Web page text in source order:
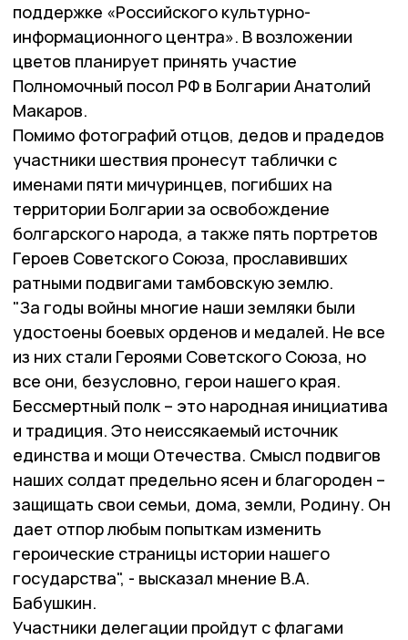
поддержке «Российского культурно-
информационного центра». В возложении
цветов планирует принять участие
Полномочный посол РФ в Болгарии Анатолий
Макаров.
Помимо фотографий отцов, дедов и прадедов
участники шествия пронесут таблички с
именами пяти мичуринцев, погибших на
территории Болгарии за освобождение
болгарского народа, а также пять портретов
Героев Советского Союза, прославивших
ратными подвигами тамбовскую землю.
"За годы войны многие наши земляки были
удостоены боевых орденов и медалей. Не все
из них стали Героями Советского Союза, но
все они, безусловно, герои нашего края.
Бессмертный полк – это народная инициатива
и традиция. Это неиссякаемый источник
единства и мощи Отечества. Смысл подвигов
наших солдат предельно ясен и благороден –
защищать свои семьи, дома, земли, Родину. Он
дает отпор любым попыткам изменить
героические страницы истории нашего
государства", - высказал мнение В.А.
Бабушкин.
Участники делегации пройдут с флагами